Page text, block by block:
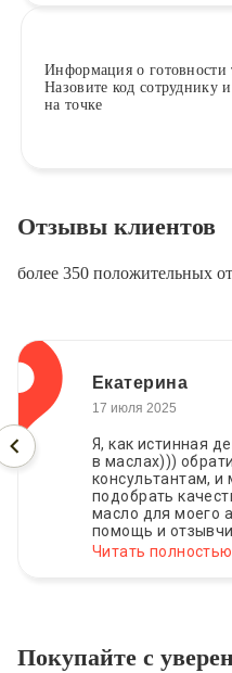
Информация о готовности
Назовите код сотруднику
на точке
Отзывы клиентов
более 350 положительных
Екатерина
17 июля 2025
Я, как истинная
в маслах)))
консультантам, и
подобрать
масло для моего
помощь и
Читать полностью
Покупайте с